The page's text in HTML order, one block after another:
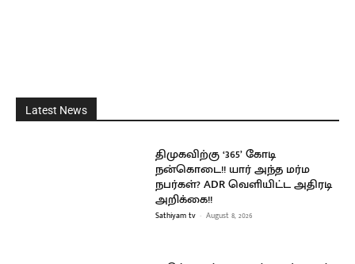
Latest News
திமுகவிற்கு ‘365’ கோடி
நன்கொடை!! யார் அந்த மர்ம
நபர்கள்? ADR வெளியிட்ட அதிரடி
அறிக்கை!!
Sathiyam tv - August 8, 2026